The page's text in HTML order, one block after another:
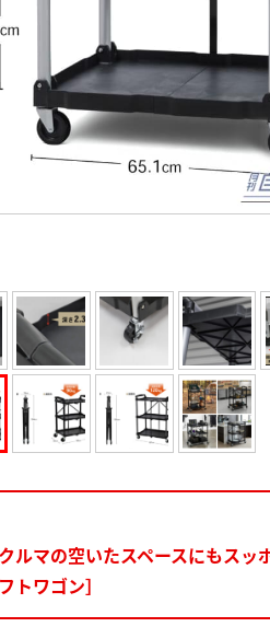
ルマの空いたスペースにもスッ
ワゴン］